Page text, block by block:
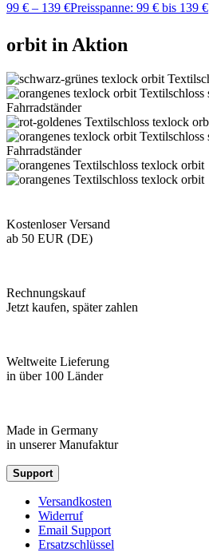
99 € – 139 €Preisspanne: 99 € bis 139 €
orbit in Aktion
Kostenloser Versand
ab 50 EUR (DE)
Rechnungskauf
Jetzt kaufen, später zahlen
Weltweite Lieferung
in über 100 Länder
Made in Germany
in unserer Manufaktur
Support
Versandkosten
Widerruf
Email Support
Ersatzschlüssel